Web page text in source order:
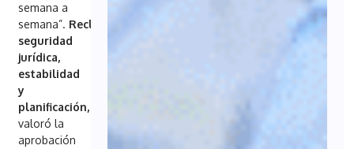
semana a
semana”. Reclamó
seguridad
jurídica,
estabilidad
y
planificación,
valoró la
aprobación